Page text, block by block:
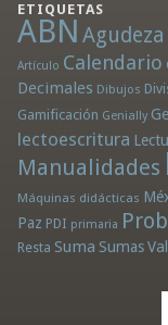
ETIQUETAS
ABN Agudeza
Artículo Calendario
Decimales Dibujos
Gamificación Genially
lectoescritura
Manualidades
Máquinas didácticas
Paz PDI primaria
Resta Suma Sumas